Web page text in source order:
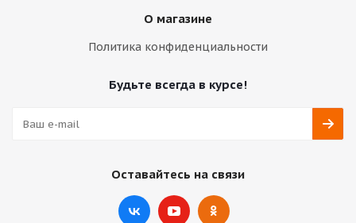
О магазине
Политика конфиденциальности
Будьте всегда в курсе!
Оставайтесь на связи